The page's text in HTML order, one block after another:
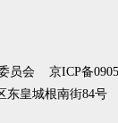
委员会 京ICP备
东皇城根南街84号